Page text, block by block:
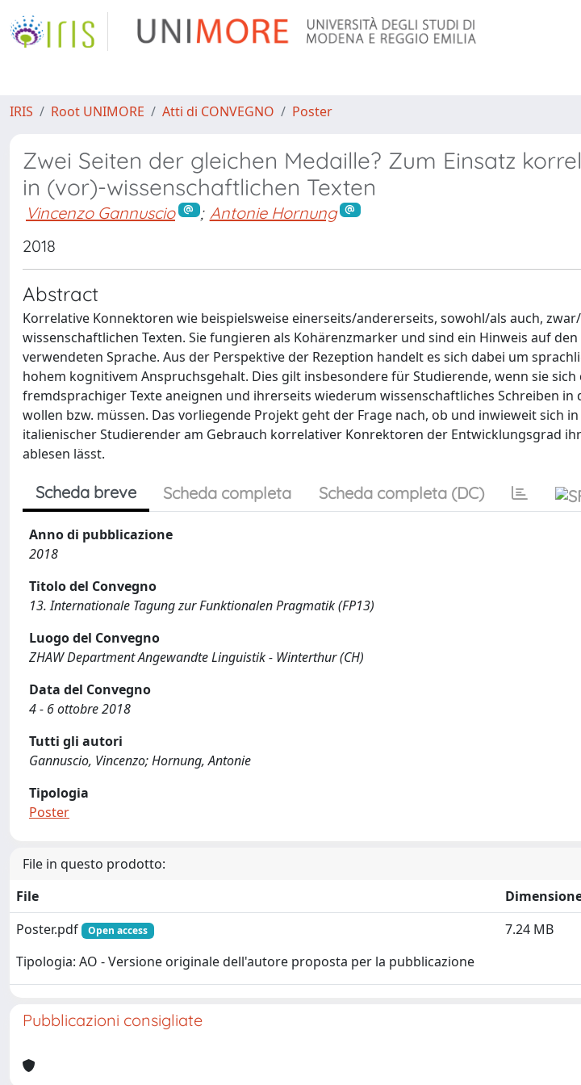
IRIS Root UNIMORE Atti di CONVEGNO Poster
Zwei Seiten der gleichen Medaille? Zum Einsatz
in (vor)-wissenschaftlichen Texten
Vincenzo Gannuscio ; Antonie Hornung
2018
Abstract
Korrelative Konnektoren wie beispielsweise einerseits/andererseits, sowohl/als auch,
wissenschaftlichen Texten. Sie fungieren als Kohärenzmarker und sind ein Hinweis auf
verwendeten Sprache. Aus der Perspektive der Rezeption handelt es sich dabei um
hohem kognitivem Anspruchsgehalt. Dies gilt insbesondere für Studierende, wenn sie
fremdsprachiger Texte aneignen und ihrerseits wiederum wissenschaftliches Schreiben in
wollen bzw. müssen. Das vorliegende Projekt geht der Frage nach, ob und inwieweit sich
italienischer Studierender am Gebrauch korrelativer Konrektoren der Entwicklungsgrad
ablesen lässt.
Scheda breve Scheda completa Scheda completa (DC)
Anno di pubblicazione
2018
Titolo del Convegno
13. Internationale Tagung zur Funktionalen Pragmatik (FP13)
Luogo del Convegno
ZHAW Department Angewandte Linguistik - Winterthur (CH)
Data del Convegno
4 - 6 ottobre 2018
Tutti gli autori
Gannuscio, Vincenzo; Hornung, Antonie
Tipologia
Poster
File in questo prodotto:
File
Poster.pdf
Open access
Tipologia: AO - Versione originale dell'autore proposta per la pubblicazione
7.24 MB
Pubblicazioni consigliate